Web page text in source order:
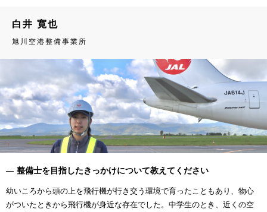
白井 寛也
旭川空港整備事業所
整備士を目指したきっかけについて教えてください
幼いころから頭の上を飛行機が行き交う環境で育ったこともあり、物心
がついたときから飛行機が身近な存在でした。中学生のとき、近くの空